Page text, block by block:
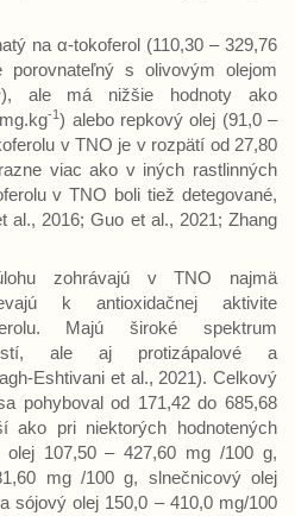
na α-tokoferol (110,30 – 329,76
s olivovým olejom
), ale má nižšie hodnoty ako
-1) alebo repkový olej (91,0 –
v TNO je v rozpätí od 27,80
viac ako v iných rastlinných
v TNO boli tiež detegované,
al., 2016; Guo et al., 2021; Zhang
zohrávajú v TNO najmä
k antioxidačnej aktivite
Majú široké spektrum
ale aj protizápalové a
Eshtivani et al., 2021). Celkový
pohyboval od 171,42 do 685,68
pri niektorých hodnotených
olej 107,50 – 427,60 mg /100 g,
mg /100 g, slnečnicový olej
sójový olej 150,0 – 410,0 mg/100